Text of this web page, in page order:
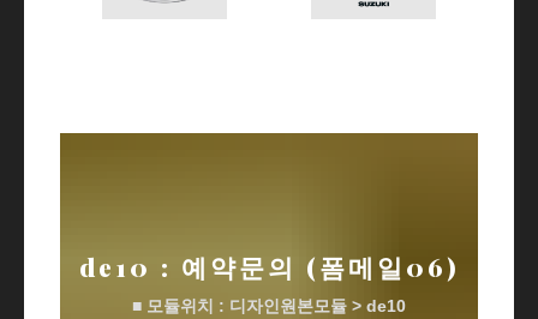
de10 : 예약문의 (폼메일06)
■ 모듈위치 : 디자인원본모듈 > de10